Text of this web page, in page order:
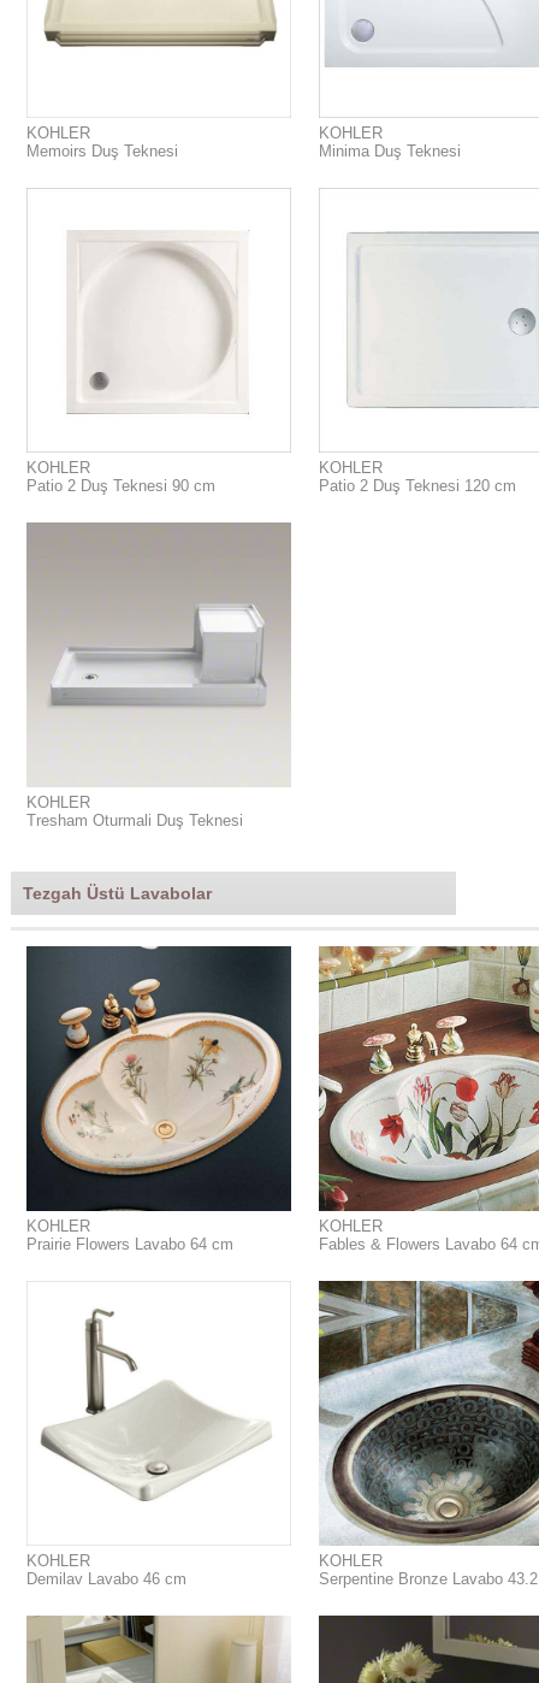
KOHLER
Memoirs Duş Teknesi
KOHLER
Minima Duş Teknesi
KOHLER
Patio 2 Duş Teknesi 90 cm
KOHLER
Patio 2 Duş Teknesi 120 cm
KOHLER
Tresham Oturmali Duş Teknesi
Tezgah Üstü Lavabolar
KOHLER
Prairie Flowers Lavabo 64 cm
KOHLER
Fables & Flowers Lavabo 64
KOHLER
Demilav Lavabo 46 cm
KOHLER
Serpentine Bronze Lavabo